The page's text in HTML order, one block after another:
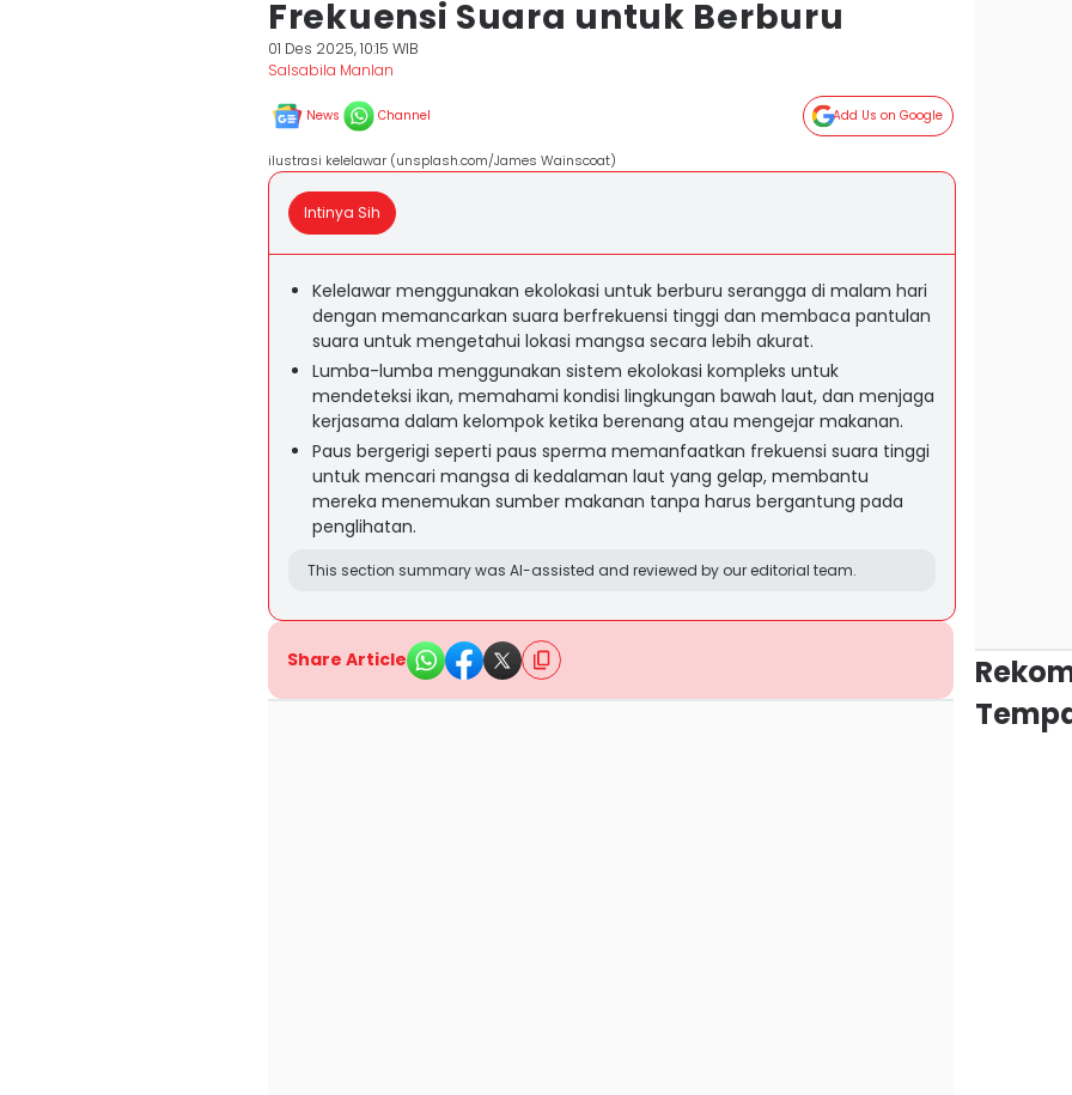
Frekuensi Suara untuk Berburu
01 Des 2025, 10:15 WIB
Salsabila Manlan
News Channel Add Us on Google
ilustrasi kelelawar (unsplash.com/James Wainscoat)
Intinya Sih
Kelelawar menggunakan ekolokasi untuk berburu serangga di malam hari
dengan memancarkan suara berfrekuensi tinggi dan membaca pantulan
suara untuk mengetahui lokasi mangsa secara lebih akurat.
Lumba-lumba menggunakan sistem ekolokasi kompleks untuk
mendeteksi ikan, memahami kondisi lingkungan bawah laut, dan menjaga
kerjasama dalam kelompok ketika berenang atau mengejar makanan.
Paus bergerigi seperti paus sperma memanfaatkan frekuensi suara tinggi
untuk mencari mangsa di kedalaman laut yang gelap, membantu
mereka menemukan sumber makanan tanpa harus bergantung pada
penglihatan.
This section summary was AI-assisted and reviewed by our editorial team.
Share Article